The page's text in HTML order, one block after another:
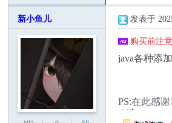
新小鱼儿 发表于
购买前注
java各种添
PS:在此感